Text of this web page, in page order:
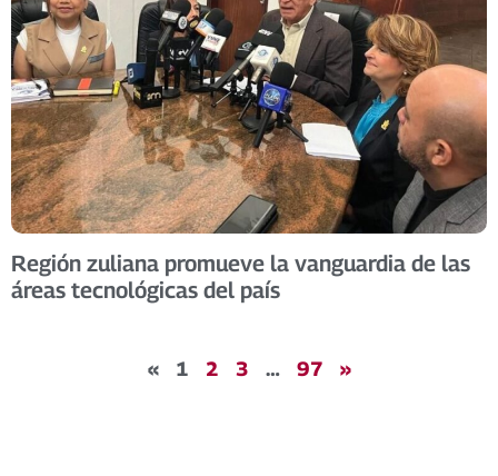
Región zuliana promueve la vanguardia de las
áreas tecnológicas del país
« 1 2 3 … 97 »